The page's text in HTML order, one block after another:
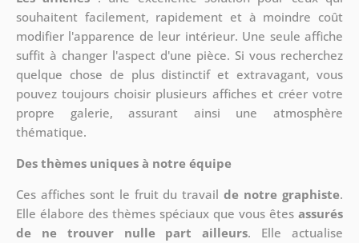
souhaitent facilement, rapidement et à moindre coût
modifier l'apparence de leur intérieur. Une seule affiche
suffit à changer l'aspect d'une pièce. Si vous recherchez
quelque chose de plus distinctif et extravagant, vous
pouvez toujours choisir plusieurs affiches et créer votre
propre galerie, assurant ainsi une atmosphère
thématique.
Des thèmes uniques à notre équipe
Ces affiches sont le fruit du travail de notre graphiste.
Elle élabore des thèmes spéciaux que vous êtesassurés
de ne trouver nulle part ailleurs. Elle actualise